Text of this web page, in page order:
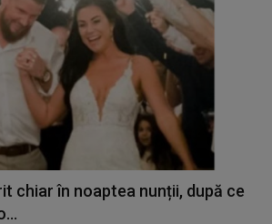
chiar în noaptea nunții, după ce